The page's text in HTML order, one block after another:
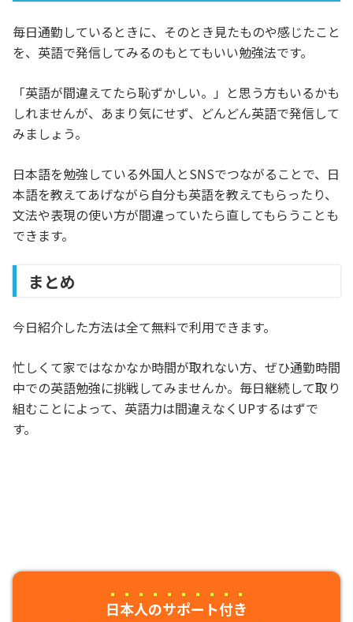
毎日通勤しているときに、そのとき見たものや感じたこと
を、英語で発信してみるのもとてもいい勉強法です。
「英語が間違えてたら恥ずかしい。」と思う方もいるかも
しれませんが、あまり気にせず、どんどん英語で発信して
みましょう。
日本語を勉強している外国人とSNSでつながることで、日
本語を教えてあげながら自分も英語を教えてもらったり、
文法や表現の使い方が間違っていたら直してもらうことも
できます。
まとめ
今日紹介した方法は全て無料で利用できます。
忙しくて家ではなかなか時間が取れない方、ぜひ通勤時間
中での英語勉強に挑戦してみませんか。毎日継続して取り
組むことによって、英語力は間違えなくUPするはずで
す。
日本人のサポート付き